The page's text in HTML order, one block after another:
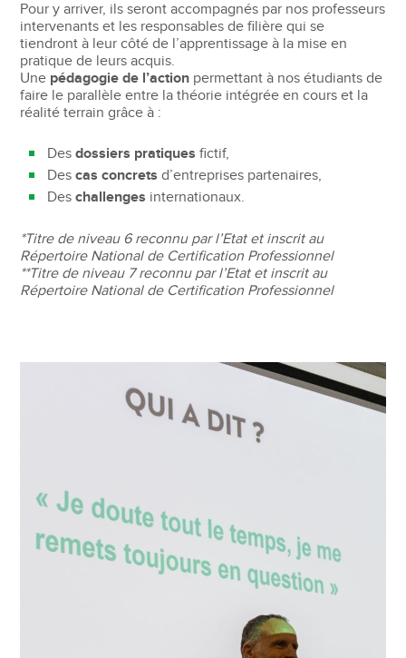
Pour y arriver, ils seront accompagnés par nos professeurs
intervenants et les responsables de filière qui se
tiendront à leur côté de l’apprentissage à la mise en
pratique de leurs acquis.
Une pédagogie de l’action permettant à nos étudiants de
faire le parallèle entre la théorie intégrée en cours et la
réalité terrain grâce à :
Desdossiers pratiques fictif,
Des cas concrets d’entreprises partenaires,
Deschallenges internationaux.
*Titre de niveau 6 reconnu par l’Etat et inscrit au
Répertoire National de Certification Professionnel
**Titre de niveau 7 reconnu par l’Etat et inscrit au
Répertoire National de Certification Professionnel